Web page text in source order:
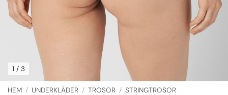
1 / 3
HEM / UNDERKLÄDER / TROSOR / STRINGTROSOR